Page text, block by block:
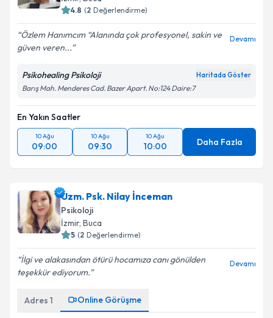
4.8 (2 Değerlendirme)
Özlem Hanımcım “Alanında çok profesyonel, sakin ve
güven veren...
Devamı
Psikohealing Psikoloji Haritada Göster
Barış Mah. Menderes Cad. Bazer Apart. No:124 Daire:7
En Yakın Saatler
10 Ağu
09:00
10 Ağu
09:30
10 Ağu
10:00 Daha Fazla
Uzm. Psk. Nilay İnceman
Psikoloji
İzmir, Buca
5 (2 Değerlendirme)
İlgi ve alakasından ötürü hocamıza canı gönülden
teşekkür ediyorum.
Devamı
Adres 1 Online Görüşme